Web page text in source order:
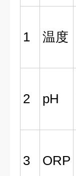
1 温度
2 pH
3 ORP